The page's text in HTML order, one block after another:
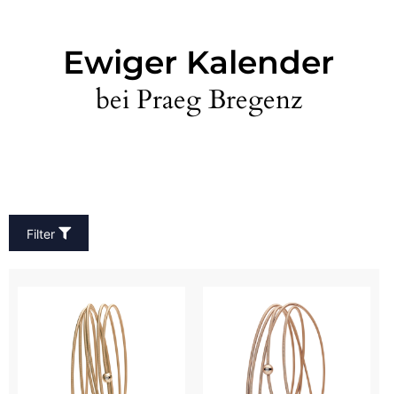
Ewiger Kalender
bei Praeg Bregenz
Filter